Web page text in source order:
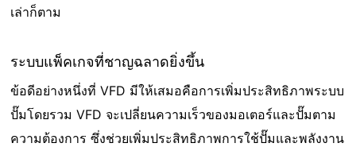
เล่าก็ตาม
ระบบแพ็คเกจที่ชาญฉลาดยิ่งขึ้น
ข้อดีอย่างหนึ่งที่ VFD มีให้เสมอคือการเพิ่มประสิทธิภาพระบบ
ปั๊มโดยรวม VFD จะเปลี่ยนความเร็วของมอเตอร์และปั๊มตาม
ความต้องการ ซึ่งช่วยเพิ่มประสิทธิภาพการใช้ปั๊มและพลังงาน